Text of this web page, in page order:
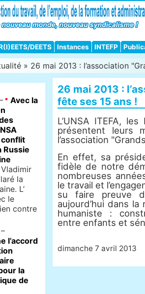
DEETS Instances INTEFP
» 26 mai 2013 : l’association
26 mai 2013 :
fête ses 15 ans !
L’UNSA ITEFA,
présentent leurs
l’association
En effet, sa
fidèle de notre
nombreuses
le travail et
su faire preuve
aujourd’hui dans la
humaniste :
entre enfants et
dimanche 7 avril 2013
Avec la
conflit
Russie
la
L’
le
contre
l’accord
la
de